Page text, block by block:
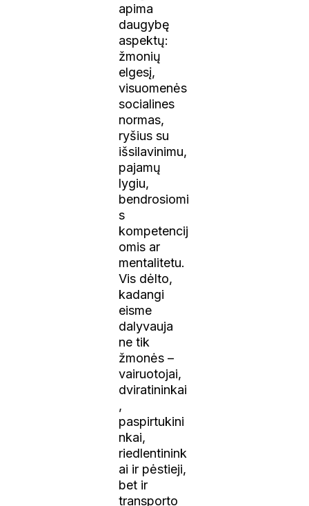
apima
daugybę
aspektų:
žmonių
elgesį,
visuomenės
socialines
normas,
ryšius su
išsilavinimu,
pajamų
lygiu,
bendrosiomi
s
kompetencij
omis ar
mentalitetu.
Vis dėlto,
kadangi
eisme
dalyvauja
ne tik
žmonės –
vairuotojai,
dviratininkai
,
paspirtukini
nkai,
riedlentinink
ai ir pėstieji,
bet ir
transporto